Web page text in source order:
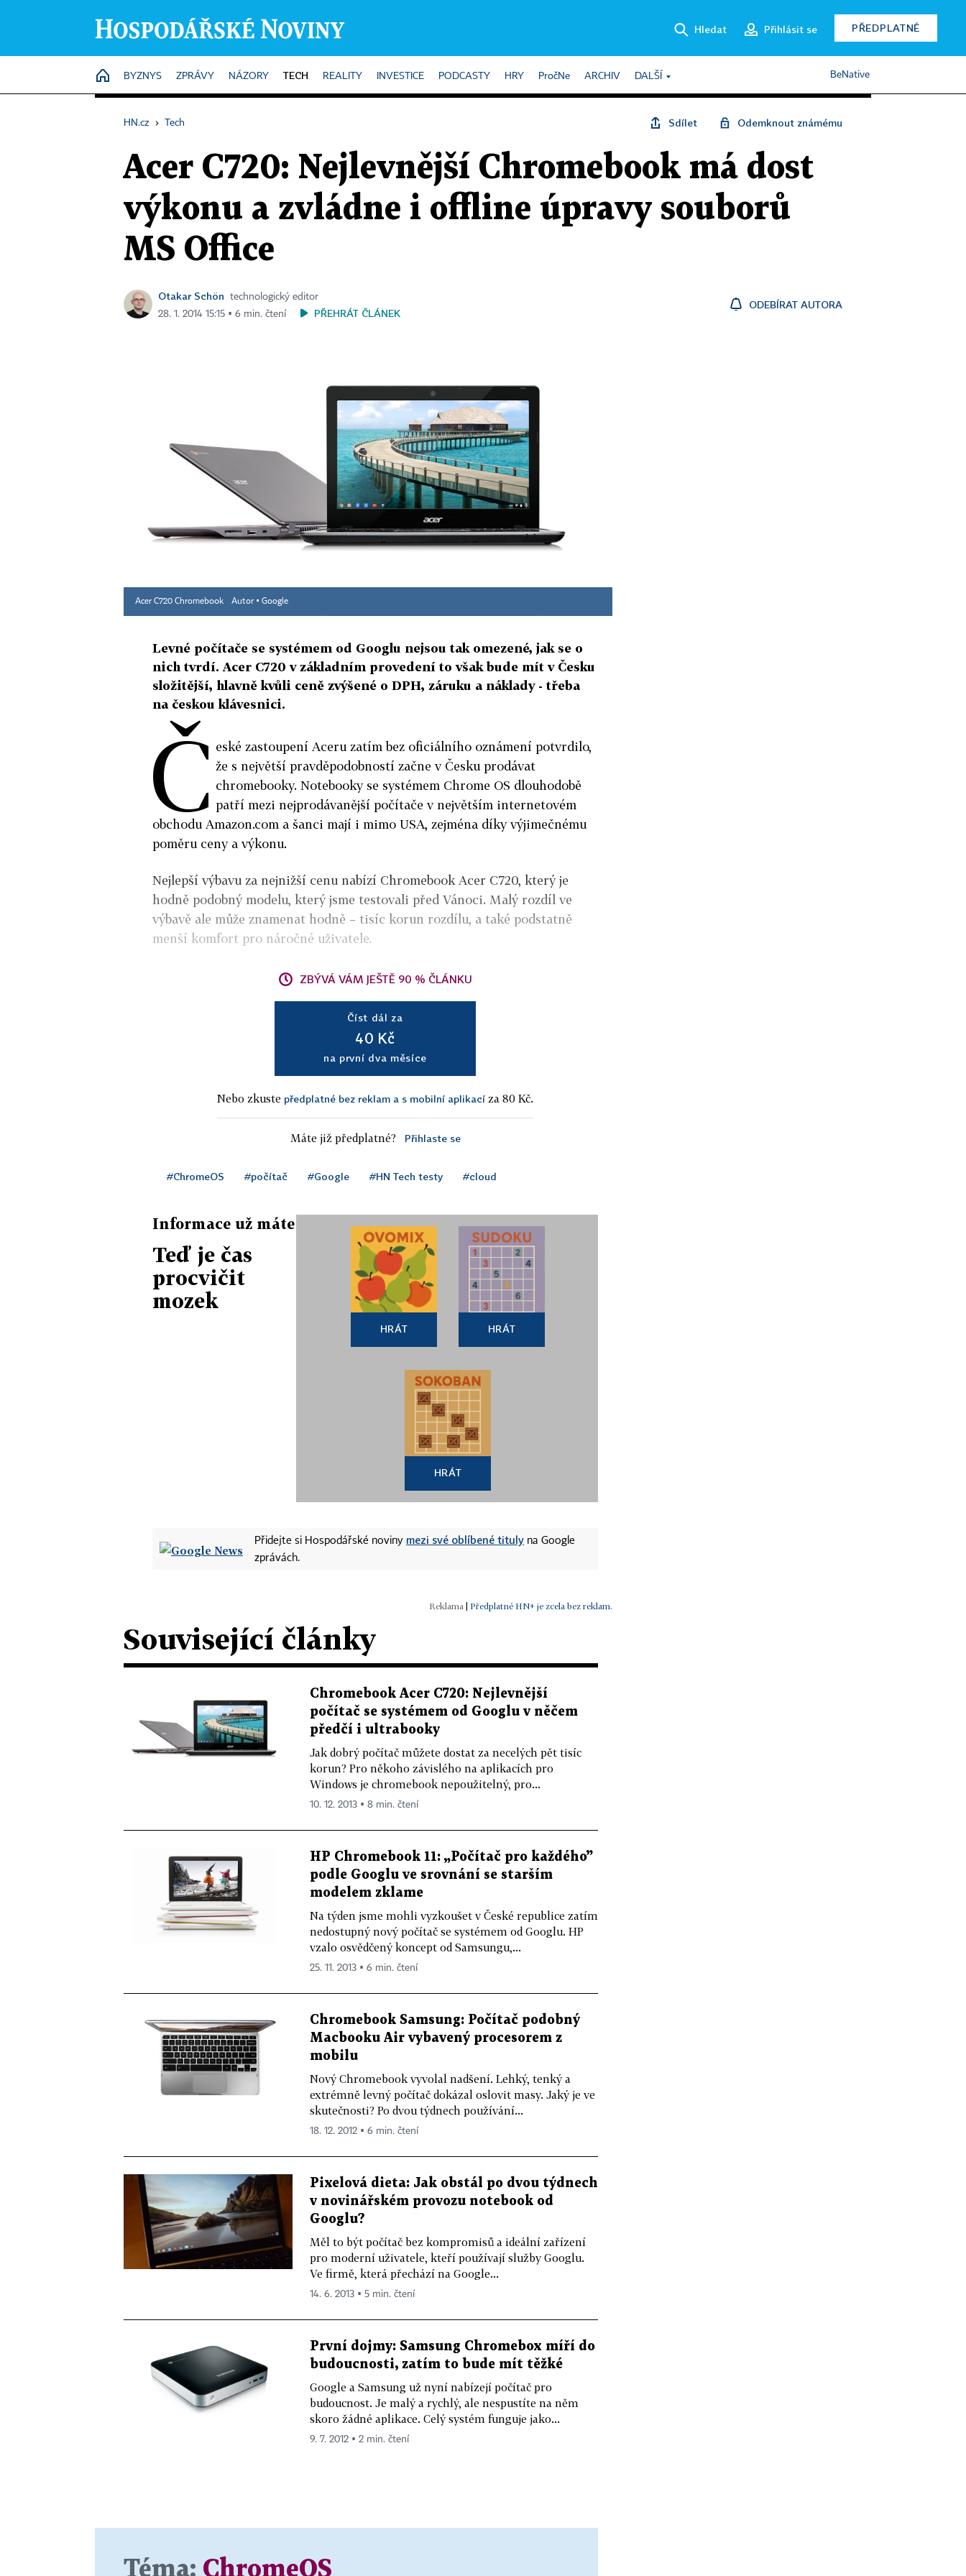
Hledat Přihlásit se PŘEDPLATNÉ
HOME
BYZNYS ZPRÁVY NÁZORY TECH REALITY INVESTICE PODCASTY HRY PročNe ARCHIV DALŠÍ BeNative
HN.cz › Tech Sdílet Odemknout známému
Acer C720: Nejlevnější Chromebook má dost
výkonu a zvládne i offline úpravy souborů
MS Office
Otakar Schön
technologický editor
28. 1. 2014 15:15 ▪ 6 min. čtení
PŘEHRÁT ČLÁNEK
ODEBÍRAT AUTORA
Acer C720 Chromebook Autor ▪ Google
Levné počítače se systémem od Googlu nejsou tak omezené, jak se o
nich tvrdí. Acer C720 v základním provedení to však bude mít v Česku
složitější, hlavně kvůli ceně zvýšené o DPH, záruku a náklady - třeba
na českou klávesnici.
Č eské zastoupení Aceru zatím bez oficiálního oznámení potvrdilo,
že s největší pravděpodobností začne v Česku prodávat
chromebooky. Notebooky se systémem Chrome OS dlouhodobě
patří mezi nejprodávanější počítače v největším internetovém
obchodu Amazon.com a šanci mají i mimo USA, zejména díky výjimečnému
poměru ceny a výkonu.
Nejlepší výbavu za nejnižší cenu nabízí Chromebook Acer C720, který je
hodně podobný modelu, který jsme testovali před Vánoci. Malý rozdíl ve
výbavě ale může znamenat hodně – tisíc korun rozdílu, a také podstatně
menší komfort pro náročné uživatele.
ZBÝVÁ VÁM JEŠTĚ 90 % ČLÁNKU
Číst dál za
40 Kč
na první dva měsíce
Nebo zkuste předplatné bez reklam a s mobilní aplikací za 80 Kč.
Máte již předplatné? Přihlaste se
#ChromeOS #počítač #Google #HN Tech testy #cloud
Informace už máte
Teď je čas
procvičit
mozek
HRÁT HRÁT
HRÁT
Přidejte si Hospodářské noviny mezi své oblíbené tituly na Google
zprávách.
| Předplatné HN+ je zcela bez reklam.
Související články
Chromebook Acer C720: Nejlevnější
počítač se systémem od Googlu v něčem
předčí i ultrabooky
Jak dobrý počítač můžete dostat za necelých pět tisíc
korun? Pro někoho závislého na aplikacích pro
Windows je chromebook nepoužitelný, pro...
10. 12. 2013 ▪ 8 min. čtení
HP Chromebook 11: „Počítač pro každého”
podle Googlu ve srovnání se starším
modelem zklame
Na týden jsme mohli vyzkoušet v České republice zatím
nedostupný nový počítač se systémem od Googlu. HP
vzalo osvědčený koncept od Samsungu,...
25. 11. 2013 ▪ 6 min. čtení
Chromebook Samsung: Počítač podobný
Macbooku Air vybavený procesorem z
mobilu
Nový Chromebook vyvolal nadšení. Lehký, tenký a
extrémně levný počítač dokázal oslovit masy. Jaký je ve
skutečnosti? Po dvou týdnech používání...
18. 12. 2012 ▪ 6 min. čtení
Pixelová dieta: Jak obstál po dvou týdnech
v novinářském provozu notebook od
Googlu?
Měl to být počítač bez kompromisů a ideální zařízení
pro moderní uživatele, kteří používají služby Googlu.
Ve firmě, která přechází na Google...
14. 6. 2013 ▪ 5 min. čtení
První dojmy: Samsung Chromebox míří do
budoucnosti, zatím to bude mít těžké
Google a Samsung už nyní nabízejí počítač pro
budoucnost. Je malý a rychlý, ale nespustíte na něm
skoro žádné aplikace. Celý systém funguje jako...
9. 7. 2012 ▪ 2 min. čtení
Téma: ChromeOS